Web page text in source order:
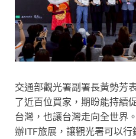
交通部觀光署副署長黃勢芳
了近百位買家，期盼能持續
台灣，也讓台灣走向全世界
辦ITF旅展，讓觀光署可以